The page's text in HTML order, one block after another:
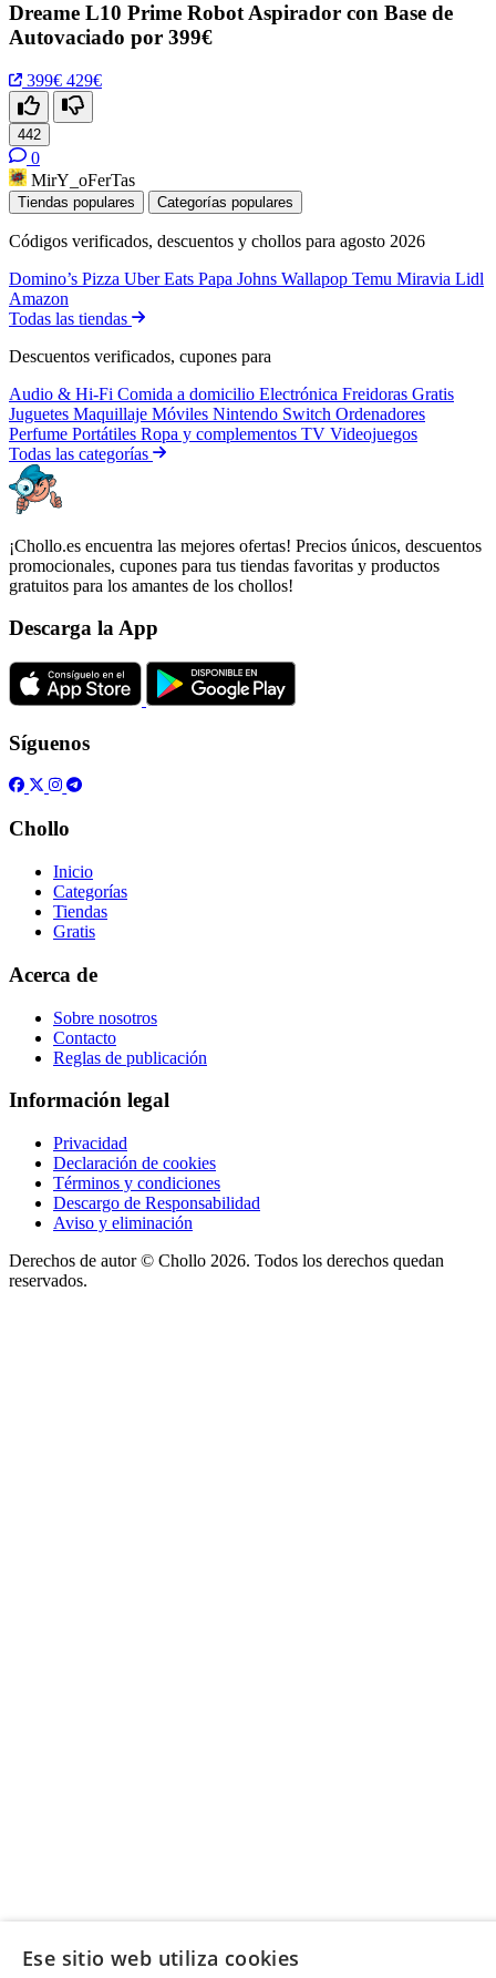
Dreame L10 Prime Robot Aspirador con Base de
Autovaciado por 399€
399€ 429€
442
0
MirY_oFerTas
Tiendas populares Categorías populares
Códigos verificados, descuentos y chollos para agosto 2026
Domino’s Pizza Uber Eats Papa Johns Wallapop Temu Miravia Lidl
Amazon
Todas las tiendas
Descuentos verificados, cupones para
Audio & Hi-Fi Comida a domicilio Electrónica Freidoras Gratis
Juguetes Maquillaje Móviles Nintendo Switch Ordenadores
Perfume Portátiles Ropa y complementos TV Videojuegos
Todas las categorías
¡Chollo.es encuentra las mejores ofertas! Precios únicos, descuentos
promocionales, cupones para tus tiendas favoritas y productos
gratuitos para los amantes de los chollos!
Descarga la App
Síguenos
Chollo
Inicio
Categorías
Tiendas
Gratis
Acerca de
Sobre nosotros
Contacto
Reglas de publicación
Información legal
Privacidad
Declaración de cookies
Términos y condiciones
Descargo de Responsabilidad
Aviso y eliminación
Derechos de autor © Chollo 2026. Todos los derechos quedan
reservados.
Ese sitio web utiliza cookies